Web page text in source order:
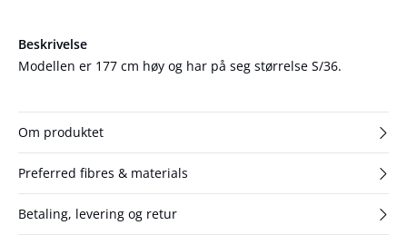
Beskrivelse
Modellen er 177 cm høy og har på seg størrelse S/36.
Om produktet
Preferred fibres & materials
Betaling, levering og retur